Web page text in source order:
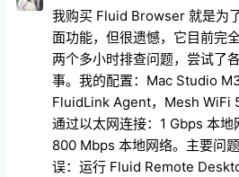
我购买 Fluid Browser 就是为
面功能，但很遗憾，它目前完
两个多小时排查问题，尝试了
事。我的配置：Mac Studio
FluidLink Agent，Mesh WiFi
通过以太网连接：1 Gbps 本地
800 Mbps 本地网络。主要问
误：运行 Fluid Remote